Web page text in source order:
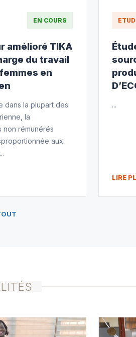
EN COURS
amélioré TIKA
du travail
en
dans la plupart des
la
non rémunérés
aux
...
LIRE